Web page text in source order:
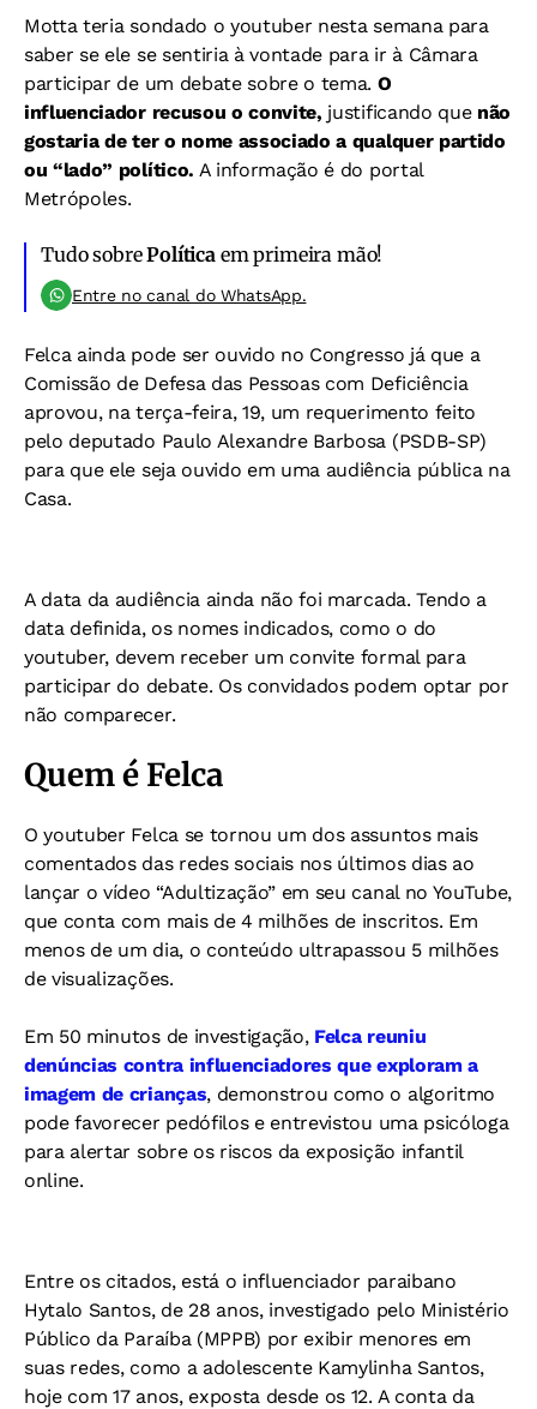
Motta teria sondado o youtuber nesta semana para
saber se ele se sentiria à vontade para ir à Câmara
participar de um debate sobre o tema. O
influenciador recusou o convite, justificando quenão
gostaria de ter o nome associado a qualquer partido
ou “lado” político. A informação é do portal
Metrópoles.
Tudo sobrePolítica em primeira mão!
Entre no canal do WhatsApp.
Felca ainda pode ser ouvido no Congresso já que a
Comissão de Defesa das Pessoas com Deficiência
aprovou, na terça-feira, 19, um requerimento feito
pelo deputado Paulo Alexandre Barbosa (PSDB-SP)
para que ele seja ouvido em uma audiência pública na
Casa.
A data da audiência ainda não foi marcada. Tendo a
data definida, os nomes indicados, como o do
youtuber, devem receber um convite formal para
participar do debate. Os convidados podem optar por
não comparecer.
Quem é Felca
O youtuber Felca se tornou um dos assuntos mais
comentados das redes sociais nos últimos dias ao
lançar o vídeo “Adultização” em seu canal no YouTube,
que conta com mais de 4 milhões de inscritos. Em
menos de um dia, o conteúdo ultrapassou 5 milhões
de visualizações.
Em 50 minutos de investigação, Felca reuniu
denúncias contra influenciadores que exploram a
imagem de crianças, demonstrou como o algoritmo
pode favorecer pedófilos e entrevistou uma psicóloga
para alertar sobre os riscos da exposição infantil
online.
Entre os citados, está o influenciador paraibano
Hytalo Santos, de 28 anos, investigado pelo Ministério
Público da Paraíba (MPPB) por exibir menores em
suas redes, como a adolescente Kamylinha Santos,
hoje com 17 anos, exposta desde os 12. A conta da